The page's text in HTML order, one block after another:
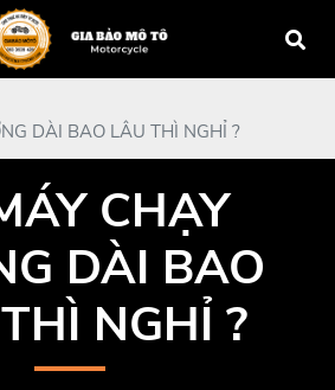
DÀI BAO LÂU THÌ NGHỈ ?
CHẠY
DÀI BAO
NGHỈ ?